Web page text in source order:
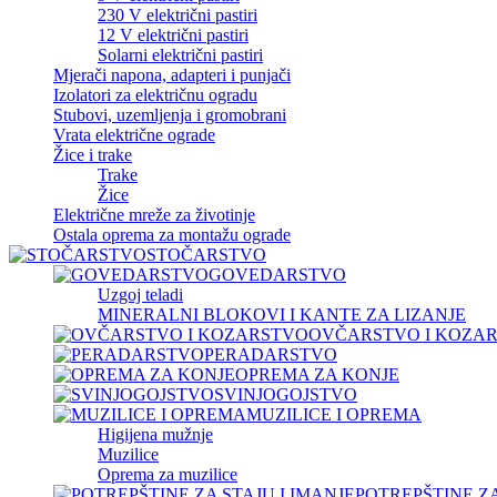
230 V električni pastiri
12 V električni pastiri
Solarni električni pastiri
Mjerači napona, adapteri i punjači
Izolatori za električnu ogradu
Stubovi, uzemljenja i gromobrani
Vrata električne ograde
Žice i trake
Trake
Žice
Električne mreže za životinje
Ostala oprema za montažu ograde
STOČARSTVO
GOVEDARSTVO
Uzgoj teladi
MINERALNI BLOKOVI I KANTE ZA LIZANJE
OVČARSTVO I
PERADARSTVO
OPREMA ZA KONJE
SVINJOGOJSTVO
MUZILICE I OPREMA
Higijena mužnje
Muzilice
Oprema za muzilice